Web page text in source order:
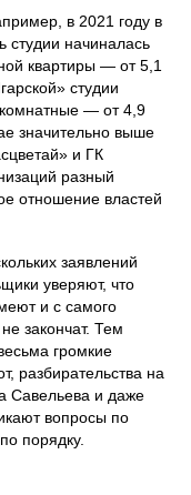
в 2021 году в
студии начиналась
квартиры — от 5,1
студии
— от 4,9
значительно выше
и ГК
разный
отношение властей
заявлений
уверяют, что
и с самого
закончат. Тем
громкие
разбирательства на
Савельева и даже
вопросы по
порядку.